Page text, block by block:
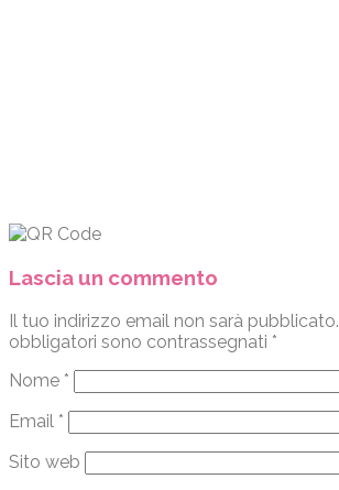
Lascia un commento
Il tuo indirizzo email non sarà pubblicato.
obbligatori sono contrassegnati *
Nome *
Email *
Sito web